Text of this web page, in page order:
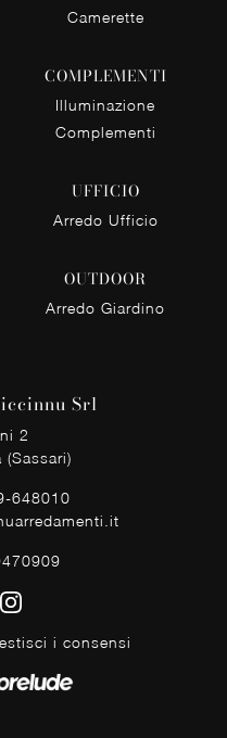
Camerette
COMPLEMENTI
Illuminazione
Complementi
UFFICIO
Arredo Ufficio
OUTDOOR
Arredo Giardino
Srl
2
648010
i consensi